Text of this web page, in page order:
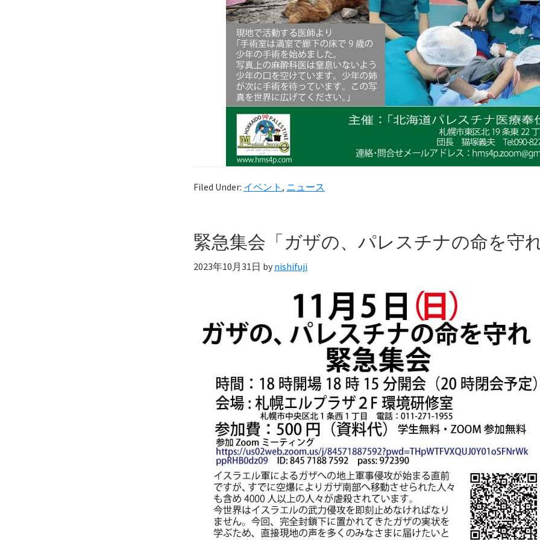
Filed Under: イベント , ニュース
緊急集会「ガザの、パレスチナの命を守
2023年10月31日 by nishifuji